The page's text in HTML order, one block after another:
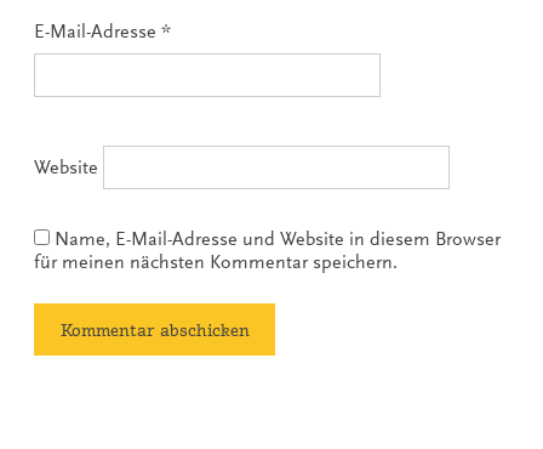
E-Mail-Adresse *
Website
Name, E-Mail-Adresse und Website in diesem Browser
für meinen nächsten Kommentar speichern.